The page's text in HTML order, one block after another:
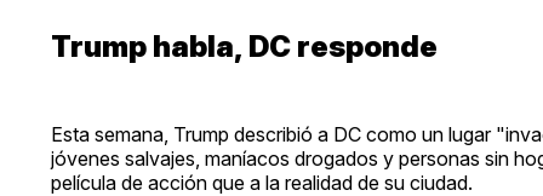
Trump habla, DC responde
Esta semana, Trump describió a DC como un lugar
jóvenes salvajes, maníacos drogados y personas sin
película de acción que a la realidad de su ciudad.